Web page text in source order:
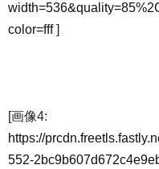
color=fff]
[画像4:
https://
552-